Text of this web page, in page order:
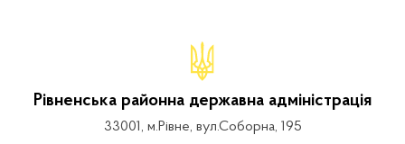
Рівненська районна державна адміністрація
33001, м.Рівне, вул.Соборна, 195